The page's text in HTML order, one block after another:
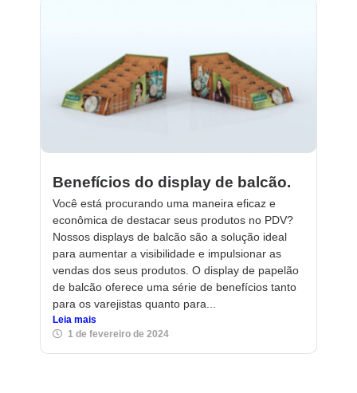
Benefícios do display de balcão.
Você está procurando uma maneira eficaz e
econômica de destacar seus produtos no PDV?
Nossos displays de balcão são a solução ideal
para aumentar a visibilidade e impulsionar as
vendas dos seus produtos. O display de papelão
de balcão oferece uma série de benefícios tanto
para os varejistas quanto para...
Leia mais
1 de fevereiro de 2024